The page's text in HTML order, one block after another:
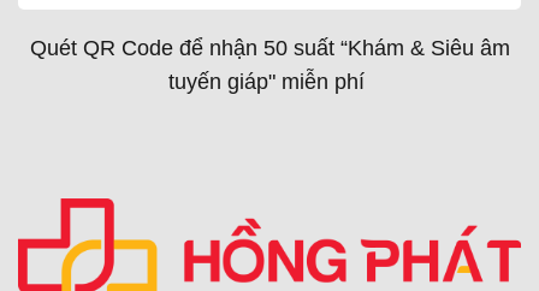
Quét QR Code để nhận 50 suất “Khám & Siêu âm
tuyến giáp" miễn phí